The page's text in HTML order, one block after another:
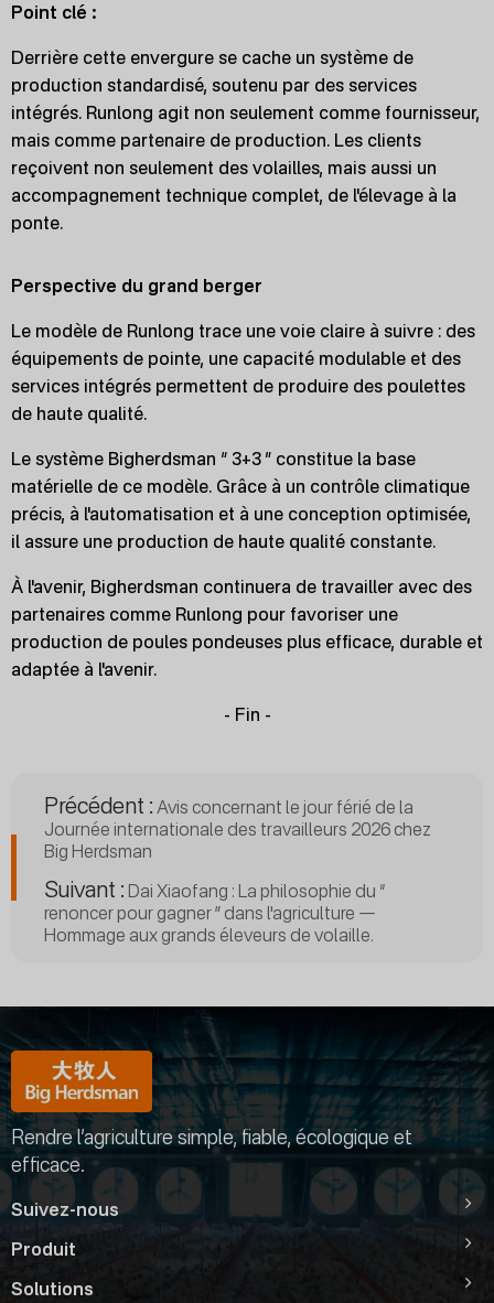
Point clé :
Derrière cette envergure se cache un système de
production standardisé, soutenu par des services
intégrés. Runlong agit non seulement comme fournisseur,
mais comme partenaire de production. Les clients
reçoivent non seulement des volailles, mais aussi un
accompagnement technique complet, de l'élevage à la
ponte.
Perspective du grand berger
Le modèle de Runlong trace une voie claire à suivre : des
équipements de pointe, une capacité modulable et des
services intégrés permettent de produire des poulettes
de haute qualité.
Le système Bigherdsman “ 3+3 ” constitue la base
matérielle de ce modèle. Grâce à un contrôle climatique
précis, à l'automatisation et à une conception optimisée,
il assure une production de haute qualité constante.
À l'avenir, Bigherdsman continuera de travailler avec des
partenaires comme Runlong pour favoriser une
production de poules pondeuses plus efficace, durable et
adaptée à l'avenir.
- Fin -
Précédent : Avis concernant le jour férié de la
Journée internationale des travailleurs 2026 chez
Big Herdsman
Suivant : Dai Xiaofang : La philosophie du “
renoncer pour gagner ” dans l'agriculture —
Hommage aux grands éleveurs de volaille.
Rendre l’agriculture simple, fiable, écologique et
efficace.
Suivez-nous
Produit
Solutions